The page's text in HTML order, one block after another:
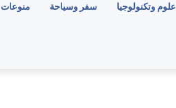
علوم وتكنولوجيا سفر وسياحة منوعات